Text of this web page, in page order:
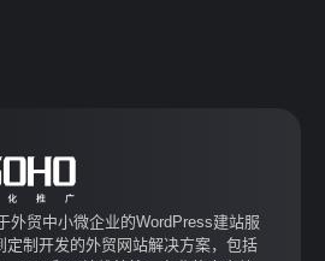
外贸中小微企业的WordPress建站服
定制开发的外贸网站解决方案，包括